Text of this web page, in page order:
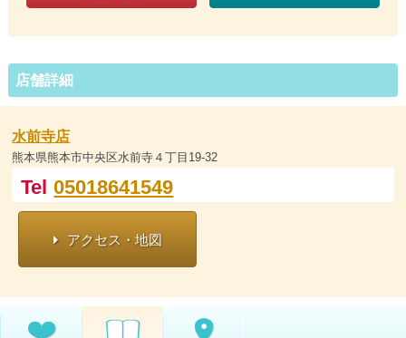
店舗詳細
水前寺店
熊本県熊本市中央区水前寺４丁目19-32
Tel05018641549
アクセス・地図